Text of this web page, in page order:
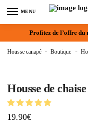
MENU
Profitez de l’offre du
Housse canapé » Boutique »
Housse de
19.90€